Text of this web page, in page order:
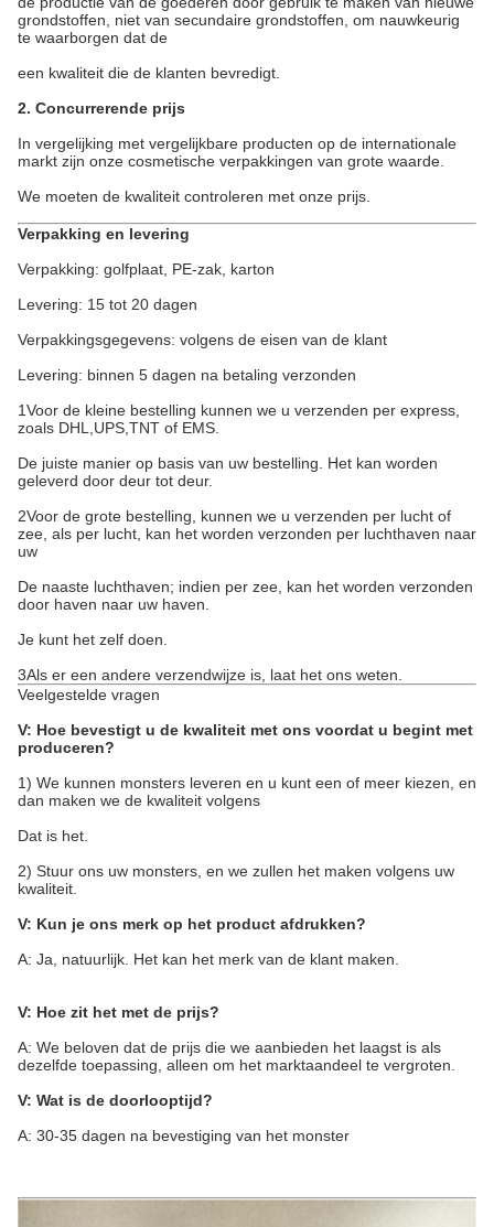
grondstoffen, niet van secundaire grondstoffen, om nauwkeurig
te waarborgen dat de
een kwaliteit die de klanten bevredigt.
2. Concurrerende prijs
In vergelijking met vergelijkbare producten op de internationale
markt zijn onze cosmetische verpakkingen van grote waarde.
We moeten de kwaliteit controleren met onze prijs.
Verpakking en levering
Verpakking: golfplaat, PE-zak, karton
Levering: 15 tot 20 dagen
Verpakkingsgegevens: volgens de eisen van de klant
Levering: binnen 5 dagen na betaling verzonden
1Voor de kleine bestelling kunnen we u verzenden per express,
zoals DHL,UPS,TNT of EMS.
De juiste manier op basis van uw bestelling. Het kan worden
geleverd door deur tot deur.
2Voor de grote bestelling, kunnen we u verzenden per lucht of
zee, als per lucht, kan het worden verzonden per luchthaven naar
uw
De naaste luchthaven; indien per zee, kan het worden verzonden
door haven naar uw haven.
Je kunt het zelf doen.
3Als er een andere verzendwijze is, laat het ons weten.
Veelgestelde vragen
V: Hoe bevestigt u de kwaliteit met ons voordat u begint met
produceren?
1) We kunnen monsters leveren en u kunt een of meer kiezen, en
dan maken we de kwaliteit volgens
Dat is het.
2) Stuur ons uw monsters, en we zullen het maken volgens uw
kwaliteit.
V: Kun je ons merk op het product afdrukken?
A: Ja, natuurlijk. Het kan het merk van de klant maken.
V: Hoe zit het met de prijs?
A: We beloven dat de prijs die we aanbieden het laagst is als
dezelfde toepassing, alleen om het marktaandeel te vergroten.
V: Wat is de doorlooptijd?
A: 30-35 dagen na bevestiging van het monster